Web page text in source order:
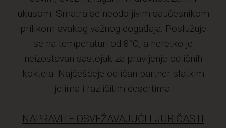
ukusom. Smatra se neodoljivim saučesnikom
prilikom svakog važnog događaja. Poslužuje
se na temperaturi od 8°C, a neretko je
neizostavan sastojak za pravljenje odličnih
koktela. Najčešćeje odličan partner slatkim
jelima i različitim desertima.
NAPRAVITE OSVEŽAVAJUĆI LJUBIČASTI